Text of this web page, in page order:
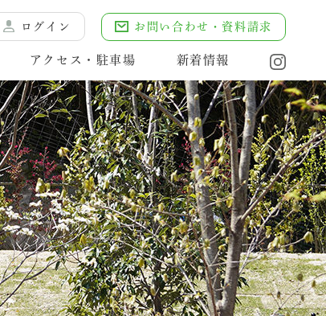
ログイン お問い合わせ・資料請求
手続き・流れ
アクセス・駐車場 新着情報
年間スケジュール